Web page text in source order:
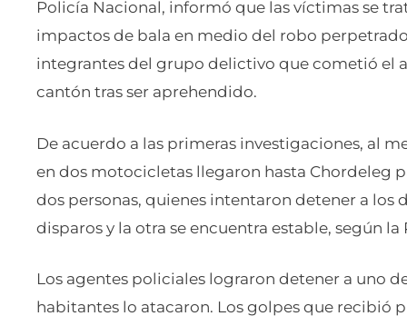
Policía Nacional, informó que las víctimas se
impactos de bala en medio del robo
integrantes del grupo delictivo que cometió el
cantón tras ser aprehendido.
De acuerdo a las primeras investigaciones, al
en dos motocicletas llegaron hasta Chordeleg
dos personas, quienes intentaron detener a los
disparos y la otra se encuentra estable, según
Los agentes policiales lograron detener a uno
habitantes lo atacaron. Los golpes que recibió